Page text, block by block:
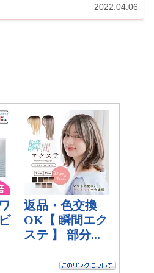
2022.04.06